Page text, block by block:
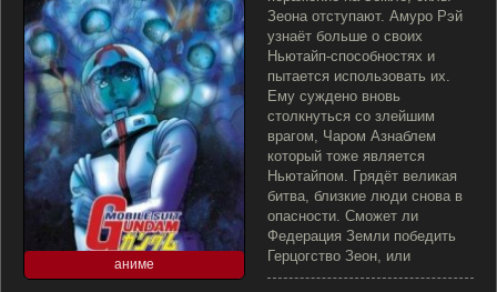
аниме
Зеона отступают. Амуро Рэй
узнаёт больше о своих
Ньютайп-способностях и
пытается использовать их.
Ему суждено вновь
столкнуться со злейшим
врагом, Чаром Азнаблем
который тоже является
Ньютайпом. Грядёт великая
битва, близкие люди снова в
опасности. Сможет ли
Федерация Земли победить
Герцогство Зеон, или